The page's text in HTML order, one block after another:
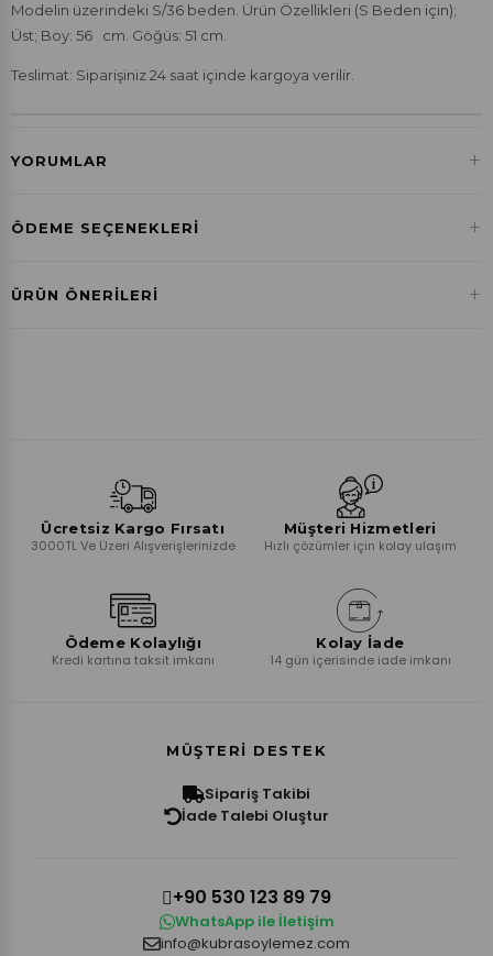
Modelin üzerindeki S/36 beden. Ürün Özellikleri (S Beden için);
Üst; Boy: 56 cm. Göğüs: 51 cm.
Teslimat: Siparişiniz 24 saat içinde kargoya verilir.
YORUMLAR +
ÖDEME SEÇENEKLERI +
Havale ile Ödeme
ÜRÜN ÖNERILERI +
Ücretsiz Kargo Fırsatı
3000TL Ve Üzeri Alışverişlerinizde
Müşteri Hizmetleri
Hızlı çözümler için kolay ulaşım
Ödeme Kolaylığı
Kredi kartına taksit imkanı
Kolay İade
14 gün içerisinde iade imkanı
MÜŞTERI DESTEK
Sipariş Takibi
İade Talebi Oluştur
+90 530 123 89 79
WhatsApp ile İletişim
info@kubrasoylemez.com